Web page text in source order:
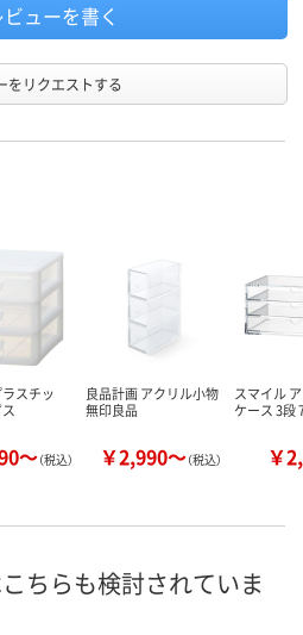
ビューを書く
をリクエストする
スチッ
～（税込）
良品計画 アクリル小物
無印良品
￥2,990～（税込）
スマイル
ケース 3段
￥
ちらも検討されていま